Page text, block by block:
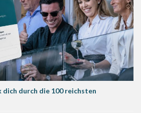
dich durch die 100 reichsten